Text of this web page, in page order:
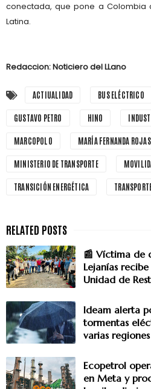
conectada, que pone a Colombia
Latina.
Redaccion: Noticiero del LLano
ACTIUALIDAD BUS ELÉCTRICO
GUSTAVO PETRO HINO
MARCOPOLO MARÍA FERNANDA ROJAS
MINISTERIO DE TRANSPORTE
TRANSICIÓN ENERGÉTICA
📰 Víctima de
Lejanías
Unidad de
Ideam alerta
tormentas
varias
Ecopetrol
en Meta y